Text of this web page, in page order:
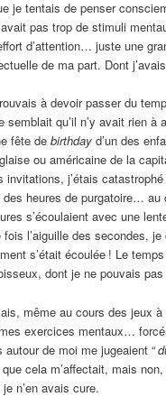
je tentais de penser
pas trop de stimuli
d’attention… juste une
de ma part. Dont
à devoir passer du
semblait qu’il n’y avait rien à
fête debirthday d’un des
ou américaine de la
j’étais catastrophé
des heures de purgatoire… au
s’écoulaient avec une
fois l’aiguille des secondes,
s’était écoulée ! Le
dont je ne pouvais pas
même au cours des jeux
exercices mentaux…
de moi me jugeaient “
cela m’affectait, mais
je n’en avais cure.